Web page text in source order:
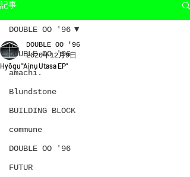
記事
DOUBLE OO '96
amachi.
Blundstone
BUILDING BLOCK
commune
DOUBLE OO '96
FUTUR
DOUBLE OO '96
Hyōgu "Ainu Utasa EP"
DOUBLE OO '96
2020年12月9日